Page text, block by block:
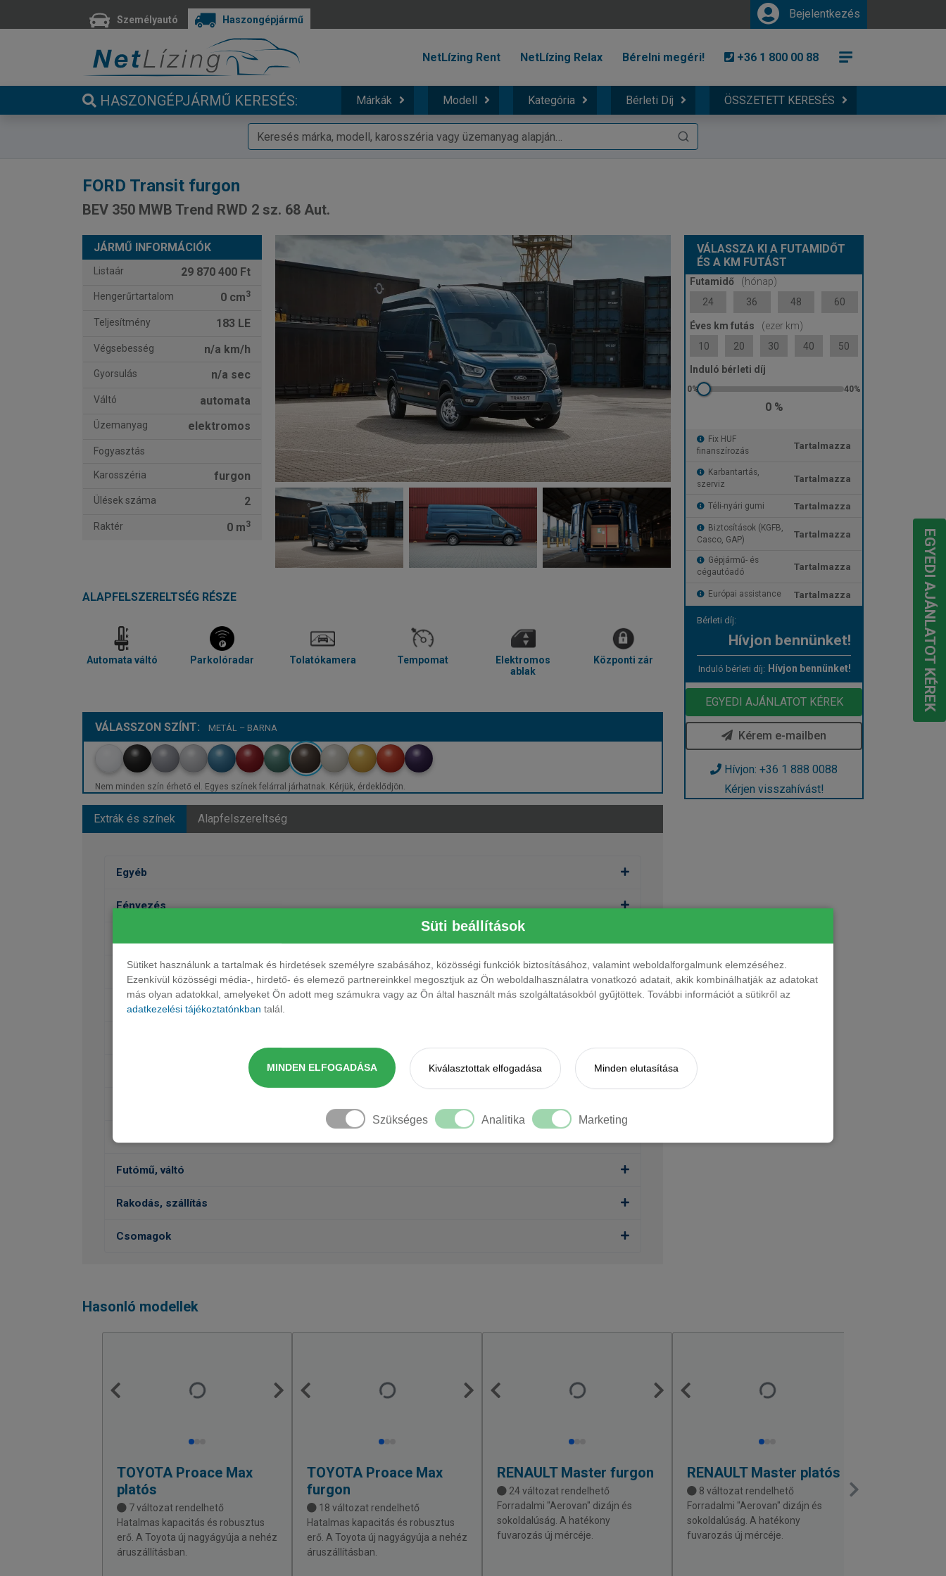
Süti beállítások
Sütiket használunk a tartalmak és hirdetések személyre szabásához, közösségi funkciók biztosításához, valamint weboldalforgalmunk elemzéséhez.
Ezenkívül közösségi média-, hirdető- és elemező partnereinkkel megosztjuk az Ön weboldalhasználatra vonatkozó adatait, akik kombinálhatják az adatokat
más olyan adatokkal, amelyeket Ön adott meg számukra vagy az Ön által használt más szolgáltatásokból gyűjtöttek. További információt a sütikről az
adatkezelési tájékoztatónkban talál.
MINDEN ELFOGADÁSA Kiválasztottak elfogadása Minden elutasítása
Szükséges Analitika Marketing
Személyautó Haszongépjármű Bejelentkezés
NetLízing Rent NetLízing Relax Bérelni megéri! +36 1 800 00 88
HASZONGÉPJÁRMŰ KERESÉS: Márkák Modell Kategória Bérleti Díj ÖSSZETETT KERESÉS
FORD Transit furgon
BEV 350 MWB Trend RWD 2 sz. 68 Aut.
JÁRMŰ INFORMÁCIÓK
Listaár 29 870 400 Ft
Hengerűrtartalom 0 cm3
Teljesítmény 183 LE
Végsebesség n/a km/h
Gyorsulás n/a sec
Váltó automata
Üzemanyag elektromos
Fogyasztás
Karosszéria furgon
Ülések száma 2
Raktér 0 m3
ALAPFELSZERELTSÉG RÉSZE
Automata váltó Parkolóradar Tolatókamera Tempomat
Elektromos
ablak
Központi zár
VÁLASSZON SZÍNT: METÁL – BARNA
Nem minden szín érhető el. Egyes színek felárral járhatnak. Kérjük, érdeklődjön.
Extrák és színek Alapfelszereltség
Egyéb
Fényezés
Ülések, kárpit, dekor
Audió, Kommunikáció, Navigáció
Futómű, váltó
Rakodás, szállítás
Csomagok
VÁLASSZA KI A FUTAMIDŐT
ÉS A KM FUTÁST
Futamidő
(hónap)
24
36 48 60
Éves km futás
(ezer km)
10
20 30 40 50
Induló bérleti díj
0 %
Fix HUF
finanszírozás
Tartalmazza
Karbantartás,
szerviz
Tartalmazza
Téli-nyári gumi Tartalmazza
Biztosítások (KGFB,
Casco, GAP)
Tartalmazza
Gépjármű- és
cégautóadó
Tartalmazza
Európai assistance Tartalmazza
Bérleti díj:
Hívjon bennünket!
Induló bérleti díj: Hívjon bennünket!
EGYEDI AJÁNLATOT KÉREK
Kérem e-mailben
Hívjon: +36 1 888 0088
Kérjen visszahívást!
Hasonló modellek
TOYOTA Proace Max
platós
7 változat rendelhető
Hatalmas kapacitás és robusztus
erő. A Toyota új nagyágyúja a nehéz
áruszállításban.
TOYOTA Proace Max
furgon
18 változat rendelhető
Hatalmas kapacitás és robusztus
erő. A Toyota új nagyágyúja a nehéz
áruszállításban.
RENAULTMaster furgon
24 változat rendelhető
Forradalmi "Aerovan" dizájn és
sokoldalúság. A hatékony
fuvarozás új mércéje.
RENAULTMaster platós
8 változat rendelhető
Forradalmi "Aerovan" dizájn és
sokoldalúság. A hatékony
fuvarozás új mércéje.
EGYEDI AJÁNLATOT KÉREK